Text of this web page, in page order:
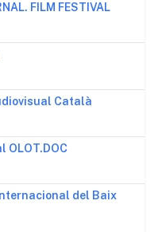
FILM FESTIVAL
Català
OLOT.DOC
del Baix